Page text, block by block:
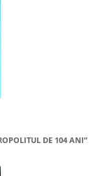
DE 104 ANI”